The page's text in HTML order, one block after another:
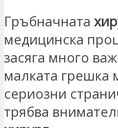
Гръбначната
медицинска
засяга много
малката грешка
сериозни
трябва